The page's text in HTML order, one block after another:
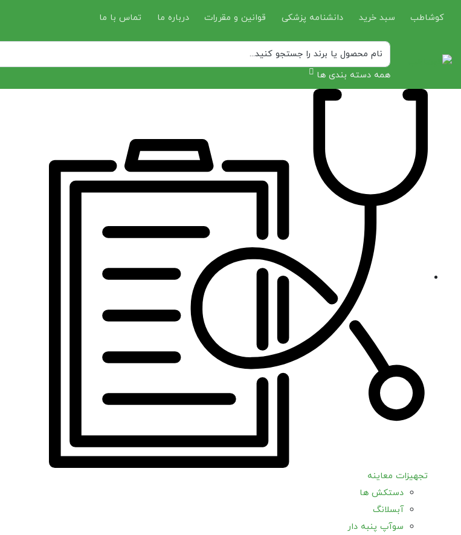
کوشاطب سبد خرید دانشنامه پزشکی قوانین و مقررات درباره ما تماس با ما
همه دسته بندی ها
تجهیزات معاینه
دستکش ها
آبسلانگ
سوآپ پنبه دار